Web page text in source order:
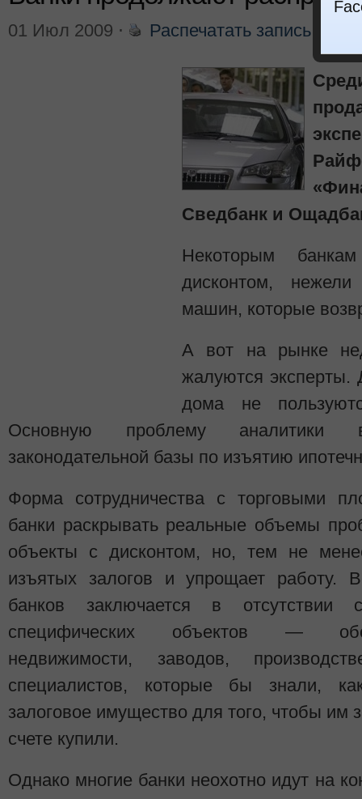
01 Июл 2009 ⋅ Распечатать запись
Сведбанк и
Некоторым
дисконтом,
машин, которые
А вот на рынке
жалуются эксперты.
дома не
Основную проблему аналитики
законодательной базы по изъятию
Форма сотрудничества с торговыми
банки раскрывать реальные объемы
объекты с дисконтом, но, тем не
изъятых залогов и упрощает работу.
банков заключается в отсутствии
специфических объектов —
недвижимости, заводов,
специалистов, которые бы знали,
залоговое имущество для того, чтобы им
счете купили.
Однако многие банки неохотно идут на